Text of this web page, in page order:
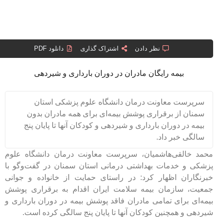
بیمه رایگان مادران در دوران بارداری و شیردهی
معاونت درمان دانشگاه علوم پزشکی استان
از برقراری پوشش بیمه‌ای برای همه مادران بدون
دوران بارداری و شیردهی و کودکان آنها تا پایان پنج
خبر داد.
نظر دادن اشتراک گذاری دانلود PDF
سرپرست معاونت درمان دانشگاه علوم
خدمات بهداشتی درمانی استان سمنان در گفت‌وگو با
اظهار کرد: در راستای حمایت از خانواده و جوانی
سازمان بیمه سلامت ایران اقدام به برقراری پوشش
تمامی مادران فاقد پوشش بیمه در دوران بارداری و
همچنین کودکان آنها تا پایان پنج سالگی کرده است.